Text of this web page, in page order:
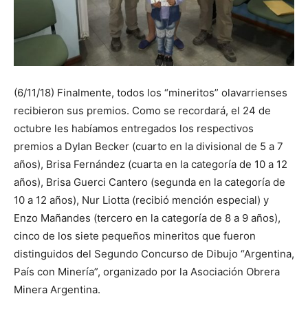
(6/11/18) Finalmente, todos los “mineritos” olavarrienses
recibieron sus premios. Como se recordará, el 24 de
octubre les habíamos entregados los respectivos
premios a Dylan Becker (cuarto en la divisional de 5 a 7
años), Brisa Fernández (cuarta en la categoría de 10 a 12
años), Brisa Guerci Cantero (segunda en la categoría de
10 a 12 años), Nur Liotta (recibió mención especial) y
Enzo Mañandes (tercero en la categoría de 8 a 9 años),
cinco de los siete pequeños mineritos que fueron
distinguidos del Segundo Concurso de Dibujo “Argentina,
País con Minería”, organizado por la Asociación Obrera
Minera Argentina.